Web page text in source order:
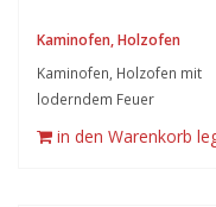
Kaminofen, Holzofen
Kaminofen, Holzofen mit
loderndem Feuer
in den Warenkorb